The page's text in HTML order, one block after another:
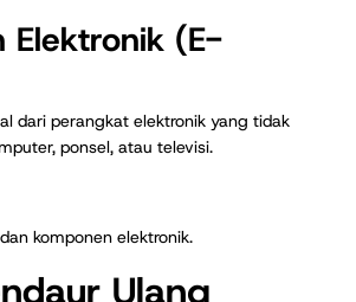
Elektronik (E-
dari perangkat elektronik yang tidak
ponsel, atau televisi.
komponen elektronik.
Ulang